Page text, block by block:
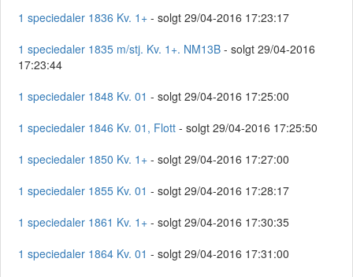
1 speciedaler 1836 Kv. 1+ - solgt 29/04-2016 17:23:17
1 speciedaler 1835 m/stj. Kv. 1+. NM13B - solgt 29/04-2016
17:23:44
1 speciedaler 1848 Kv. 01 - solgt 29/04-2016 17:25:00
1 speciedaler 1846 Kv. 01, Flott - solgt 29/04-2016 17:25:50
1 speciedaler 1850 Kv. 1+ - solgt 29/04-2016 17:27:00
1 speciedaler 1855 Kv. 01 - solgt 29/04-2016 17:28:17
1 speciedaler 1861 Kv. 1+ - solgt 29/04-2016 17:30:35
1 speciedaler 1864 Kv. 01 - solgt 29/04-2016 17:31:00